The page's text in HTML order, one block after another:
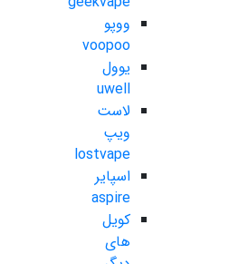
ووپو
voopoo
یوول
uwell
لاست
ویپ
lostvape
اسپایر
aspire
کویل
های